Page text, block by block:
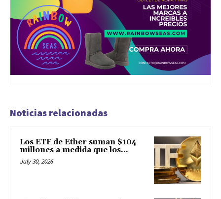
Noticias relacionadas
Los ETF de Ether suman $104
millones a medida que los...
July 30, 2026